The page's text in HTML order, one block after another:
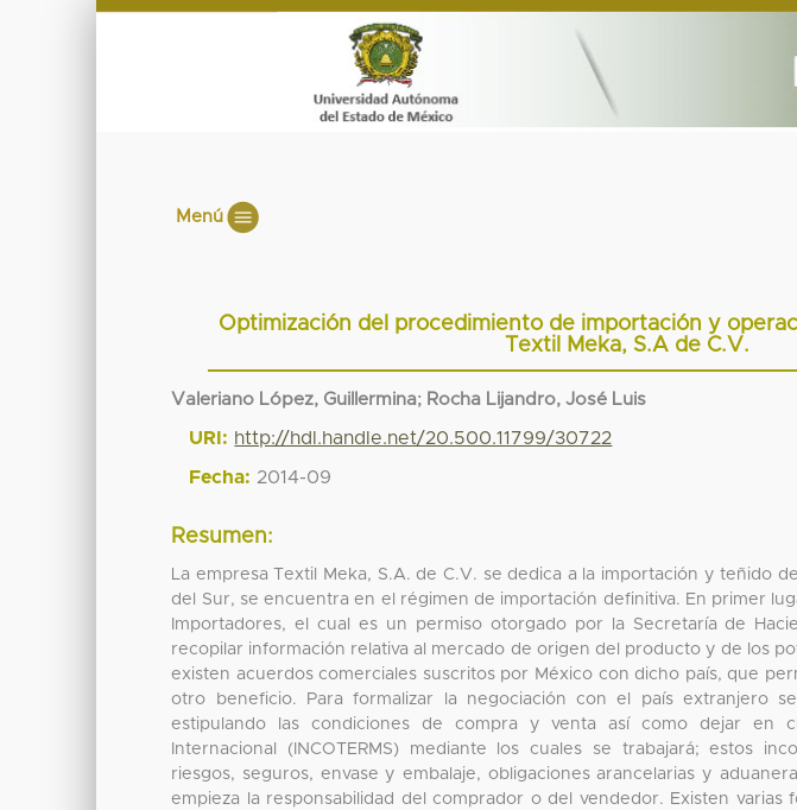
Menú
Optimización del procedimiento de importación y
Textil Meka, S.A de C.V.
Valeriano López, Guillermina; Rocha Lijandro, José Luis
URI: http://hdl.handle.net/20.500.11799/30722
Fecha: 2014-09
Resumen:
La empresa Textil Meka, S.A. de C.V. se dedica a la importación y teñido
del Sur, se encuentra en el régimen de importación definitiva. En primer
Importadores, el cual es un permiso otorgado por la Secretaría de
recopilar información relativa al mercado de origen del producto y de los
existen acuerdos comerciales suscritos por México con dicho país, que
otro beneficio. Para formalizar la negociación con el país extranjero
estipulando las condiciones de compra y venta así como dejar en
Internacional (INCOTERMS) mediante los cuales se trabajará; estos
riesgos, seguros, envase y embalaje, obligaciones arancelarias y
empieza la responsabilidad del comprador o del vendedor. Existen varias